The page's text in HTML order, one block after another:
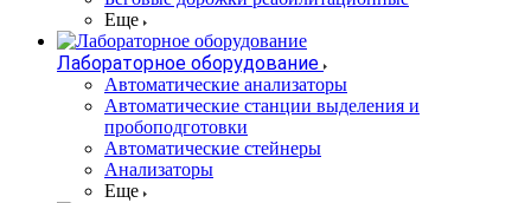
Еще
Лабораторное оборудование
Автоматические анализаторы
Автоматические станции выделения и
пробоподготовки
Автоматические стейнеры
Анализаторы
Еще